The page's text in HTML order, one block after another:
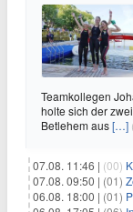
Teamkollegen
holte sich der
Betlehem aus[…]
07.08. 11:46 | (00)
07.08. 09:50 | (01)
06.08. 18:00 | (01)